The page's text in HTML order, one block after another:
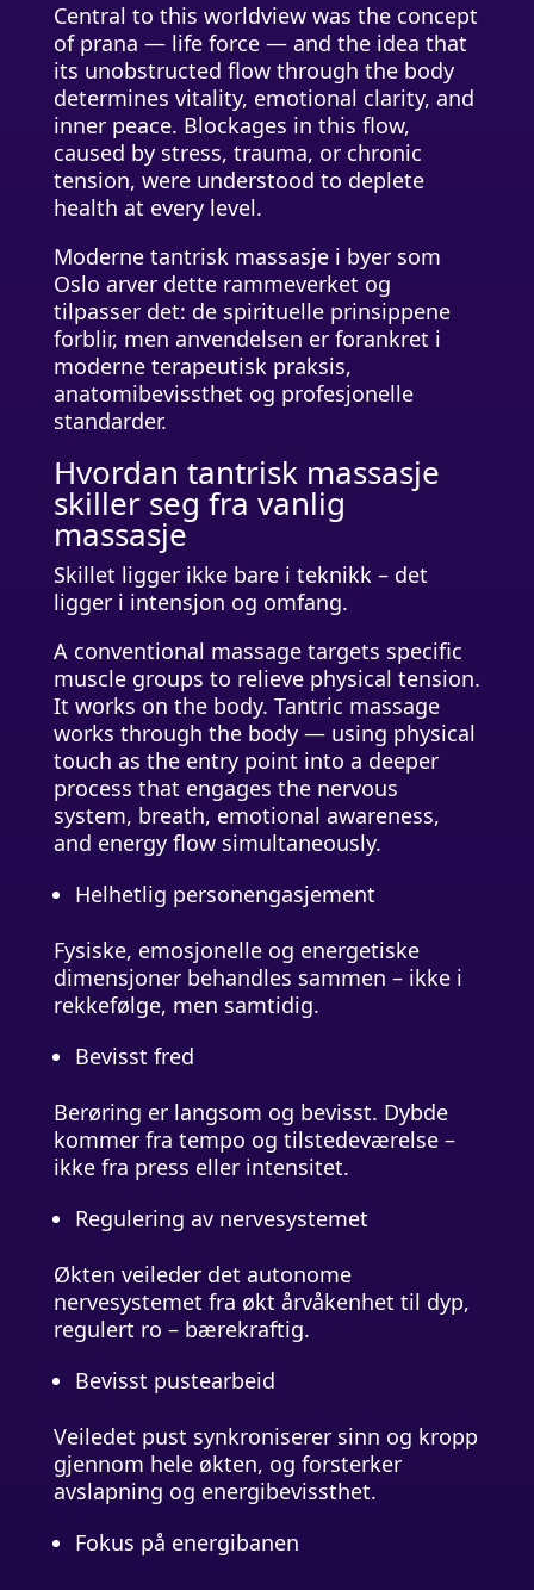
Central to this worldview was the concept
of prana — life force — and the idea that
its unobstructed flow through the body
determines vitality, emotional clarity, and
inner peace. Blockages in this flow,
caused by stress, trauma, or chronic
tension, were understood to deplete
health at every level.
Moderne tantrisk massasje i byer som
Oslo arver dette rammeverket og
tilpasser det: de spirituelle prinsippene
forblir, men anvendelsen er forankret i
moderne terapeutisk praksis,
anatomibevissthet og profesjonelle
standarder.
Hvordan tantrisk massasje
skiller seg fra vanlig
massasje
Skillet ligger ikke bare i teknikk – det
ligger i intensjon og omfang.
A conventional massage targets specific
muscle groups to relieve physical tension.
It works on the body. Tantric massage
works through the body — using physical
touch as the entry point into a deeper
process that engages the nervous
system, breath, emotional awareness,
and energy flow simultaneously.
Helhetlig personengasjement
Fysiske, emosjonelle og energetiske
dimensjoner behandles sammen – ikke i
rekkefølge, men samtidig.
Bevisst fred
Berøring er langsom og bevisst. Dybde
kommer fra tempo og tilstedeværelse –
ikke fra press eller intensitet.
Regulering av nervesystemet
Økten veileder det autonome
nervesystemet fra økt årvåkenhet til dyp,
regulert ro – bærekraftig.
Bevisst pustearbeid
Veiledet pust synkroniserer sinn og kropp
gjennom hele økten, og forsterker
avslapning og energibevissthet.
Fokus på energibanen